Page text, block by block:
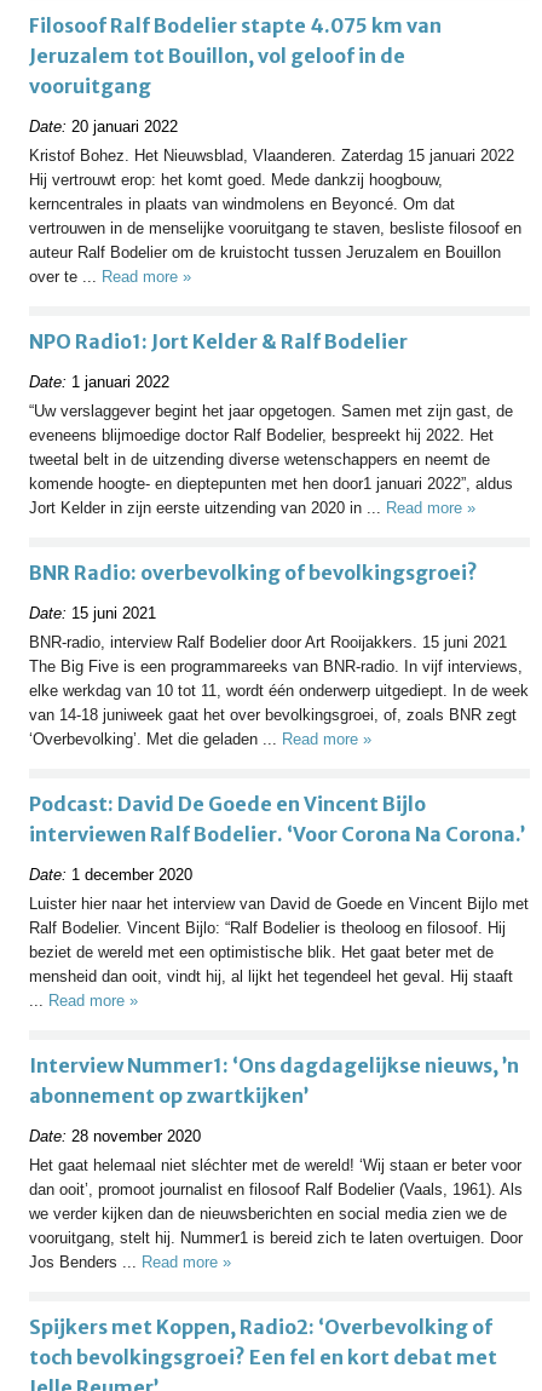
Filosoof Ralf Bodelier stapte 4.075 km van
Jeruzalem tot Bouillon, vol geloof in de
vooruitgang
Date: 20 januari 2022
Kristof Bohez. Het Nieuwsblad, Vlaanderen. Zaterdag 15 januari 2022
Hij vertrouwt erop: het komt goed. Mede dankzij hoogbouw,
kerncentrales in plaats van windmolens en Beyoncé. Om dat
vertrouwen in de menselijke vooruitgang te staven, besliste filosoof en
auteur Ralf Bodelier om de kruistocht tussen Jeruzalem en Bouillon
over te ... Read more »
NPO Radio1: Jort Kelder & Ralf Bodelier
Date: 1 januari 2022
“Uw verslaggever begint het jaar opgetogen. Samen met zijn gast, de
eveneens blijmoedige doctor Ralf Bodelier, bespreekt hij 2022. Het
tweetal belt in de uitzending diverse wetenschappers en neemt de
komende hoogte- en dieptepunten met hen door1 januari 2022”, aldus
Jort Kelder in zijn eerste uitzending van 2020 in ... Read more »
BNR Radio: overbevolking of bevolkingsgroei?
Date: 15 juni 2021
BNR-radio, interview Ralf Bodelier door Art Rooijakkers. 15 juni 2021
The Big Five is een programmareeks van BNR-radio. In vijf interviews,
elke werkdag van 10 tot 11, wordt één onderwerp uitgediept. In de week
van 14-18 juniweek gaat het over bevolkingsgroei, of, zoals BNR zegt
‘Overbevolking’. Met die geladen ... Read more »
Podcast: David De Goede en Vincent Bijlo
interviewen Ralf Bodelier. ‘Voor Corona Na Corona.’
Date: 1 december 2020
Luister hier naar het interview van David de Goede en Vincent Bijlo met
Ralf Bodelier. Vincent Bijlo: “Ralf Bodelier is theoloog en filosoof. Hij
beziet de wereld met een optimistische blik. Het gaat beter met de
mensheid dan ooit, vindt hij, al lijkt het tegendeel het geval. Hij staaft
... Read more »
Interview Nummer1: ‘Ons dagdagelijkse nieuws, ’n
abonnement op zwartkijken’
Date: 28 november 2020
Het gaat helemaal niet sléchter met de wereld! ‘Wij staan er beter voor
dan ooit’, promoot journalist en filosoof Ralf Bodelier (Vaals, 1961). Als
we verder kijken dan de nieuwsberichten en social media zien we de
vooruitgang, stelt hij. Nummer1 is bereid zich te laten overtuigen. Door
Jos Benders ... Read more »
Spijkers met Koppen, Radio2: ‘Overbevolking of
toch bevolkingsgroei? Een fel en kort debat met